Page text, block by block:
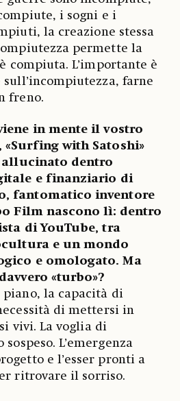
i sogni e i
la creazione stessa
permette la
compiuta. L’importante è
farne
freno.
in mente il vostro
with Satoshi»
allucinato dentro
e finanziario di
fantomatico inventore
Film nascono lì: dentro
di YouTube, tra
e un mondo
e omologato. Ma
«turbo»?
piano, la capacità di
di mettersi in
vivi. La voglia di
L’emergenza
e l’esser pronti a
ritrovare il sorriso.